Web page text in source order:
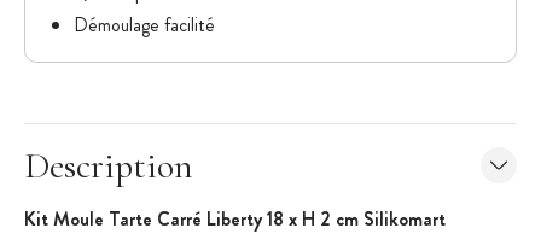
Démoulage facilité
Description
KitMoule Tarte Carré Liberty18 x H 2 cm Silikomart